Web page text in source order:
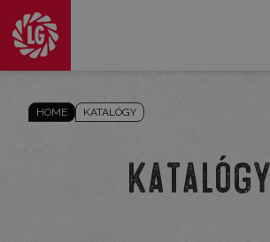
HOME KATALÓGY
Katalógy